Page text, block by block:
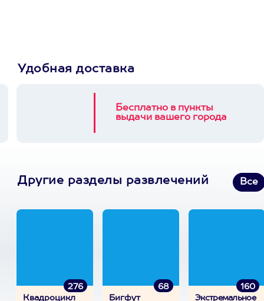
Удобная доставка
Бесплатно в пункты
выдачи вашего города
Другие разделы развлечений Все
276
Квадроцикл
68
Бигфут
160
Экстремальное